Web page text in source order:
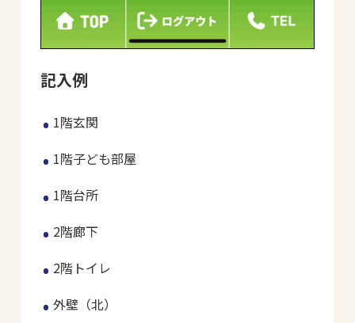
記入例
1階玄関
1階子ども部屋
1階台所
2階廊下
2階トイレ
外壁（北）